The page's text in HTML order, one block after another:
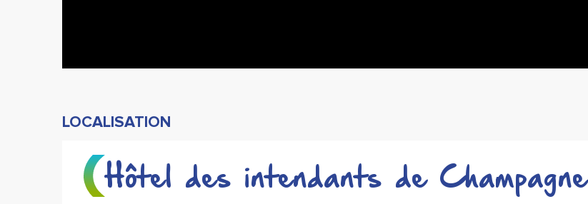
LOCALISATION
Hôtel des intendants de Champagne